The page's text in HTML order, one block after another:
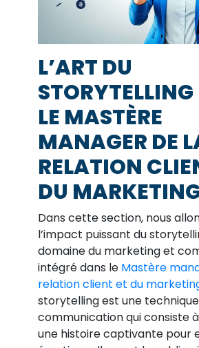
L’ART DU
LE MASTÈRE
MANAGER DE
RELATION
DU
Dans cette section, nous
l’impact puissant du
domaine du marketing et
intégré dans le Mastère
relation client et du
storytelling est une
communication qui consiste
une histoire captivante pour